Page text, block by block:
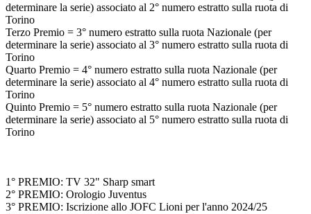
determinare la serie) associato al 2° numero estratto sulla ruota di
Torino
Terzo Premio = 3° numero estratto sulla ruota Nazionale (per
determinare la serie) associato al 3° numero estratto sulla ruota di
Torino
Quarto Premio = 4° numero estratto sulla ruota Nazionale (per
determinare la serie) associato al 4° numero estratto sulla ruota di
Torino
Quinto Premio = 5° numero estratto sulla ruota Nazionale (per
determinare la serie) associato al 5° numero estratto sulla ruota di
Torino
1° PREMIO: TV 32" Sharp smart
2° PREMIO: Orologio Juventus
3° PREMIO: Iscrizione allo JOFC Lioni per l'anno 2024/25